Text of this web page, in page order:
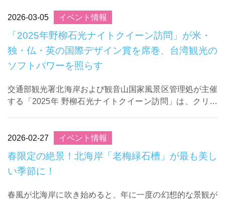
2026-03-05
イベント情報
「2025年野柳石光ナイトクイーン訪問」が米・
独・仏・英の国際デザイン賞を席巻、台湾観光の
ソフトパワーを照らす
交通部観光署北海岸および観音山国家風景区管理処が主催
する「2025年 野柳石光ナイトクイーン訪問」は、クリー
2026-02-27
イベント情報
春限定の絶景！北海岸「老梅緑石槽」が最も美し
い季節に！
春風が北海岸に吹き始めると、年に一度の幻想的な景観が